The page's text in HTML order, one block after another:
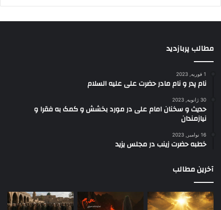
مطالب پربازدید
1 فوریه, 2023
نام پدر و نام مادر حضرت علی علیه السلام
30 ژانویه, 2023
حدیث و سخنان امام علی در مورد بخشش و کمک به فقرا و
نیازمندان
16 نوامبر, 2023
خطبه حضرت زینب در مجلس یزید
آخرین مطالب